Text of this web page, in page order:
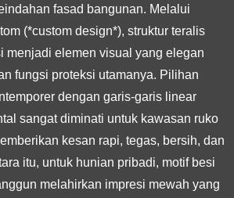
fasad bangunan. Melalui
(*custom design*), struktur teralis
menjadi elemen visual yang elegan
fungsi proteksi utamanya. Pilihan
dengan garis-garis linear
sangat diminati untuk kawasan ruko
kesan rapi, tegas, bersih, dan
itu, untuk hunian pribadi, motif besi
melahirkan impresi mewah yang